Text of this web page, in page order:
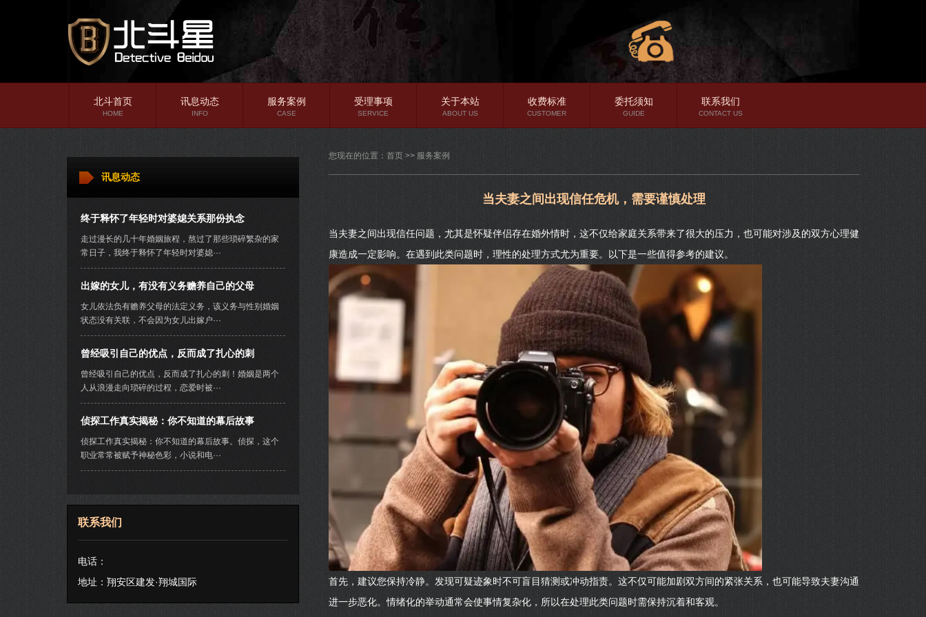
公司简介
北斗首页
HOME
讯息动态
INFO
服务案例
CASE
受理事项
SERVICE
关于本站
ABOUT US
收费标准
CUSTOMER
委托须知
GUIDE
联系我们
CONTACT US
讯息动态
终于释怀了年轻时对婆媳关系那份执念
走过漫长的几十年婚姻旅程，熬过了那些琐碎繁杂的家
常日子，我终于释怀了年轻时对婆媳···
出嫁的女儿，有没有义务赡养自己的父母
女儿依法负有赡养父母的法定义务，该义务与性别婚姻
状态没有关联，不会因为女儿出嫁户···
曾经吸引自己的优点，反而成了扎心的刺
曾经吸引自己的优点，反而成了扎心的刺！婚姻是两个
人从浪漫走向琐碎的过程，恋爱时被···
侦探工作真实揭秘：你不知道的幕后故事
侦探工作真实揭秘：你不知道的幕后故事。侦探，这个
职业常常被赋予神秘色彩，小说和电···
联系我们
电话：
地址：翔安区建发·翔城国际
您现在的位置： 首页 >> 服务案例
当夫妻之间出现信任危机，需要谨慎处理
当夫妻之间出现信任问题，尤其是怀疑伴侣存在婚外情时，这不仅给家庭关系带来了很大的压力，也可能对涉及的双方心理健
康造成一定影响。在遇到此类问题时，理性的处理方式尤为重要。以下是一些值得参考的建议。
首先，建议您保持冷静。发现可疑迹象时不可盲目猜测或冲动指责。这不仅可能加剧双方间的紧张关系，也可能导致夫妻沟通
进一步恶化。情绪化的举动通常会使事情复杂化，所以在处理此类问题时需保持沉着和客观。